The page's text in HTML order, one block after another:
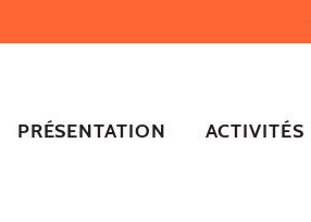
PRÉSENTATION ACTIVITÉS